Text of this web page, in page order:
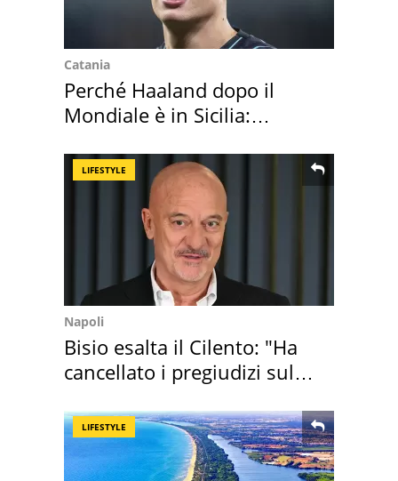
Catania
Perché Haaland dopo il
Mondiale è in Sicilia:
LIFESTYLE
Napoli
Bisio esalta il Cilento: "Ha
cancellato i pregiudizi sul
LIFESTYLE